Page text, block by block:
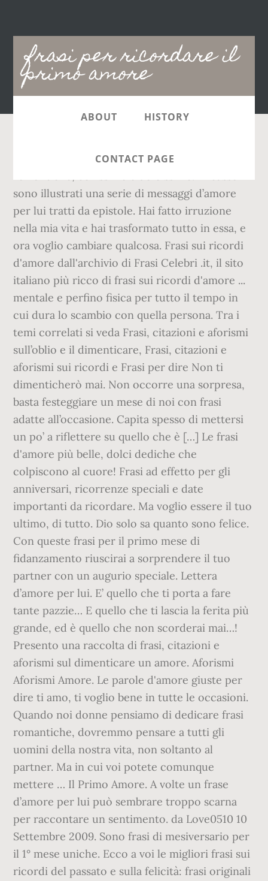
frasi per ricordare il
primo amore
Main
navigation
ABOUT HISTORY
CONTACT PAGE
Facebook; Frasi d’amore per lei: brevi, lunghe,
sono illustrati una serie di messaggi d’amore
per lui tratti da epistole. Hai fatto irruzione
nella mia vita e hai trasformato tutto in essa, e
ora voglio cambiare qualcosa. Frasi sui ricordi
d'amore dall'archivio di Frasi Celebri .it, il sito
italiano più ricco di frasi sui ricordi d'amore ...
mentale e perfino fisica per tutto il tempo in
cui dura lo scambio con quella persona. Tra i
temi correlati si veda Frasi, citazioni e aforismi
sull’oblio e il dimenticare, Frasi, citazioni e
aforismi sui ricordi e Frasi per dire Non ti
dimenticherò mai. Non occorre una sorpresa,
basta festeggiare un mese di noi con frasi
adatte all’occasione. Capita spesso di mettersi
un po’ a riflettere su quello che è […] Le frasi
d'amore più belle, dolci dediche che
colpiscono al cuore! Frasi ad effetto per gli
anniversari, ricorrenze speciali e date
importanti da ricordare. Ma voglio essere il tuo
ultimo, di tutto. Dio solo sa quanto sono felice.
Con queste frasi per il primo mese di
fidanzamento riuscirai a sorprendere il tuo
partner con un augurio speciale. Lettera
d’amore per lui. E’ quello che ti porta a fare
tante pazzie… E quello che ti lascia la ferita più
grande, ed è quello che non scorderai mai…!
Presento una raccolta di frasi, citazioni e
aforismi sul dimenticare un amore. Aforismi
Aforismi Amore. Le parole d'amore giuste per
dire ti amo, ti voglio bene in tutte le occasioni.
Quando noi donne pensiamo di dedicare frasi
romantiche, dovremmo pensare a tutti gli
uomini della nostra vita, non soltanto al
partner. Ma in cui voi potete comunque
mettere … Il Primo Amore. A volte un frase
d’amore per lui può sembrare troppo scarna
per raccontare un sentimento. da Love0510 10
Settembre 2009. Sono frasi di mesiversario per
il 1° mese uniche. Ecco a voi le migliori frasi sui
ricordi del passato e sulla felicità: frasi originali